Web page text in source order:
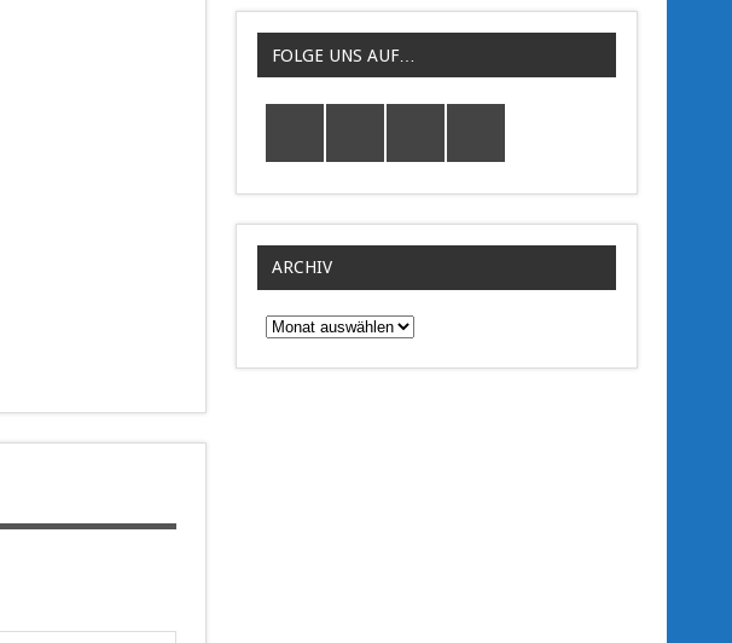
FOLGE UNS AUF…
ARCHIV
Archiv